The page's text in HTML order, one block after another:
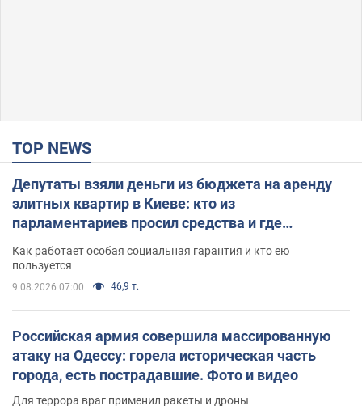
TOP NEWS
Депутаты взяли деньги из бюджета на аренду
элитных квартир в Киеве: кто из
парламентариев просил средства и где
поселился
Как работает особая социальная гарантия и кто ею
пользуется
9.08.2026 07:00 46,9 т.
Российская армия совершила массированную
атаку на Одессу: горела историческая часть
города, есть пострадавшие. Фото и видео
Для террора враг применил ракеты и дроны